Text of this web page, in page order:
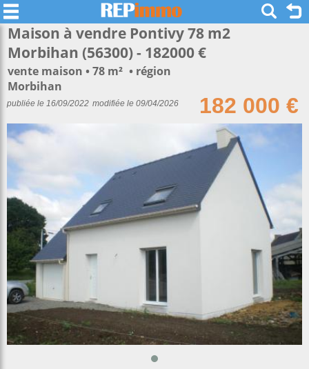
Maison à vendre Pontivy 78 m2
Morbihan (56300) - 182000 €
vente maison 78 m²
région
Morbihan
182 000 €
publiée le 16/09/2022 modifiée le 09/04/2026